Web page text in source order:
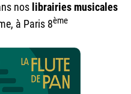
nos librairies musicales
à Paris 8ème